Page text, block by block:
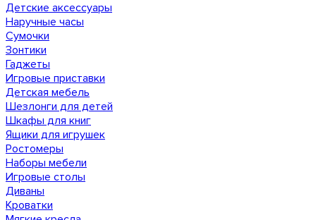
Детские аксессуары
Наручные часы
Сумочки
Зонтики
Гаджеты
Игровые приставки
Детская мебель
Шезлонги для детей
Шкафы для книг
Ящики для игрушек
Ростомеры
Наборы мебели
Игровые столы
Диваны
Кроватки